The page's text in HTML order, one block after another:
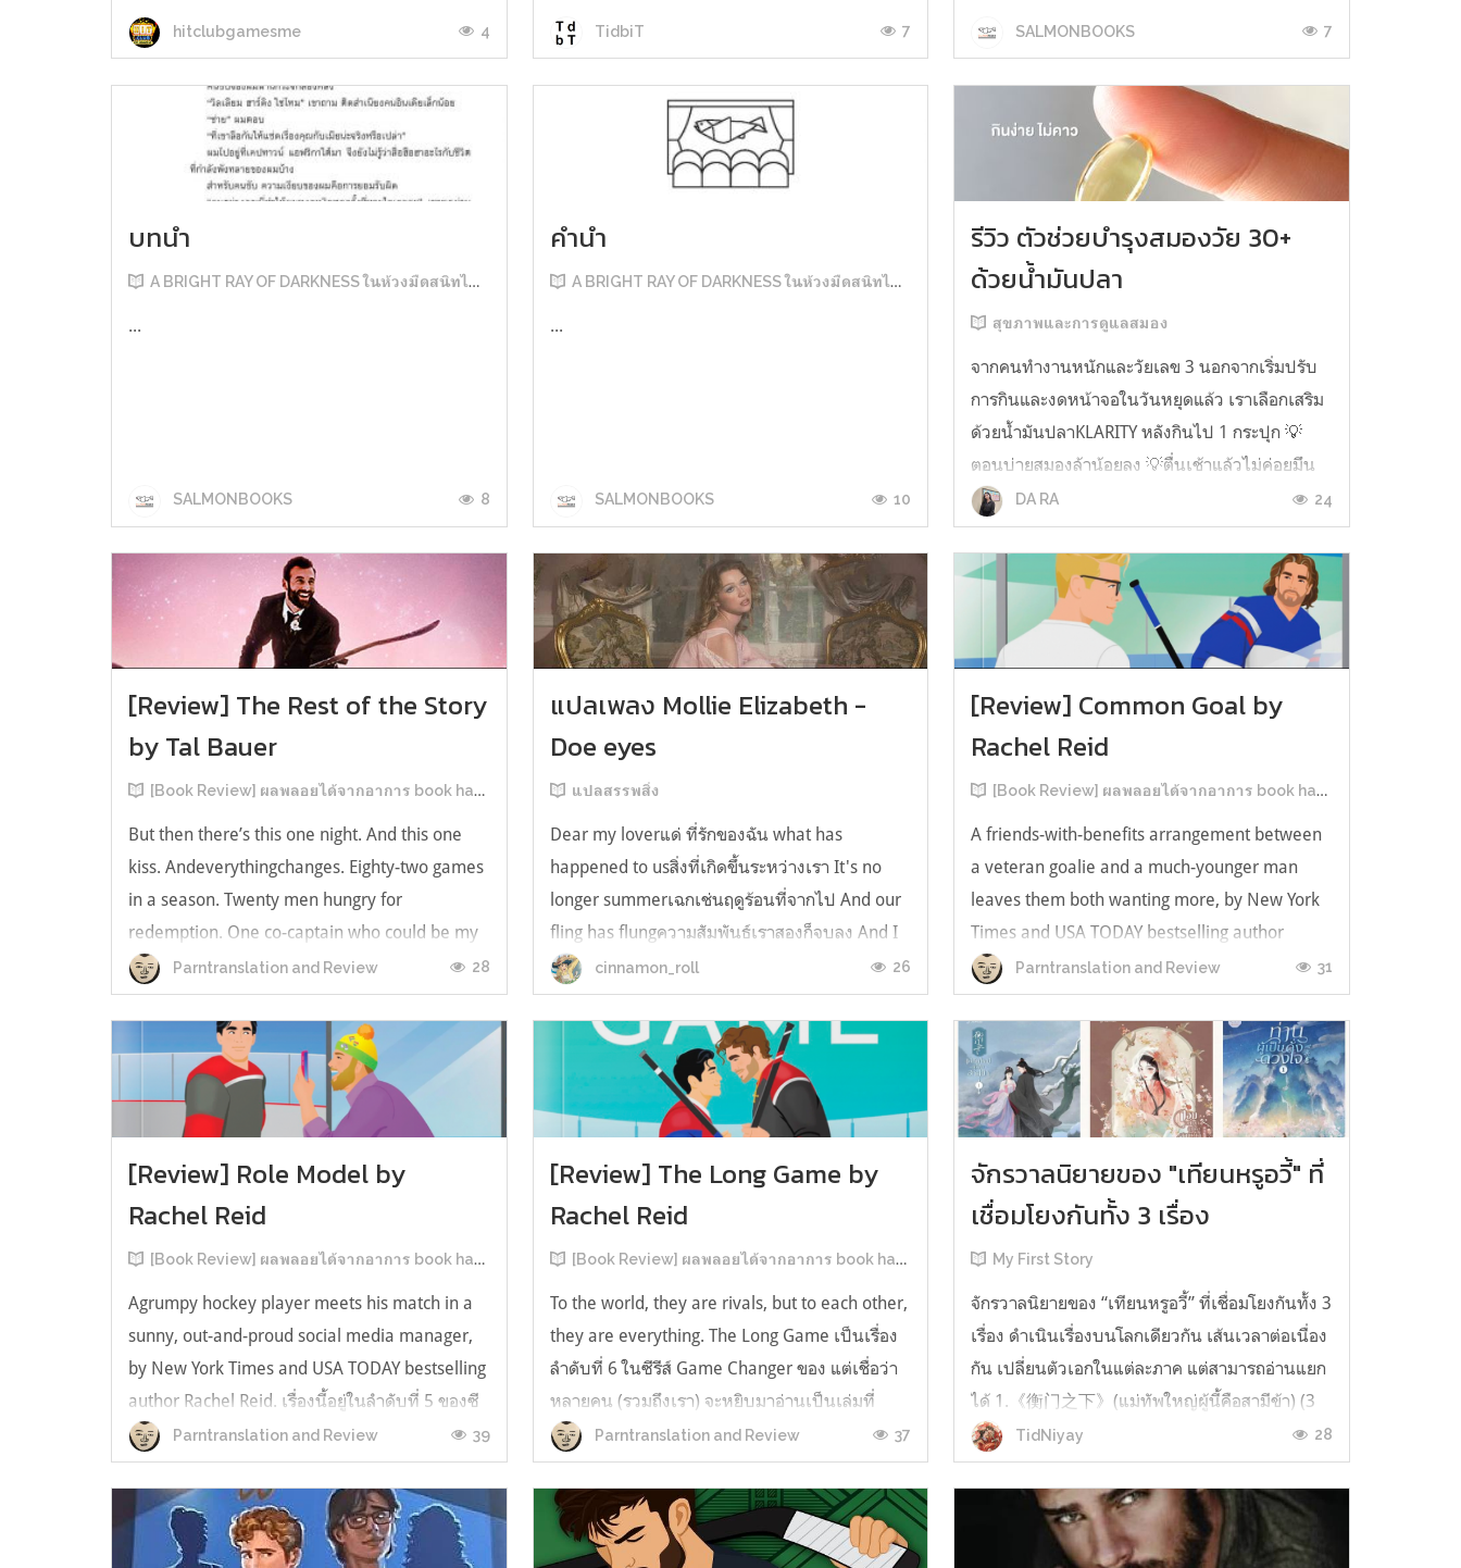
hitclubgamesme 4
O o" ... แบบใช้โควต้ากินโซเดียมทั้งสัปดาห์
ต้องหาผักนึ่ง ...
TidbiT 7 SALMONBOOKS 7
บทนำ
A BRIGHT RAY OF DARKNESS ในห้วงมืดสนิทไม่มิดแสง
...
SALMONBOOKS 8
คำนำ
A BRIGHT RAY OF DARKNESS ในห้วงมืดสนิทไม่มิดแสง
...
SALMONBOOKS 10
รีวิว ตัวช่วยบำรุงสมองวัย 30+
ด้วยน้ำมันปลา
สุขภาพและการดูแลสมอง
จากคนทำงานหนักและวัยเลข 3 นอกจากเริ่มปรับ
การกินและงดหน้าจอในวันหยุดแล้ว เราเลือกเสริม
ด้วยน้ำมันปลาKLARITY หลังกินไป 1 กระปุก 💡
ตอนบ่ายสมองล้าน้อยลง 💡ตื่นเช้าแล้วไม่ค่อยมึน
หัว 💡ไอเดียไม่ตัน ยิ่งทำงานสาย Content แนะนำ
ว่าควรมี ชอบตรงที่ไม่มีกลิ่นคาวเลย กินง่ายสุด
ตั้งแต่เคยกินน้ำมันปลามาเลย ใครที่เคยกิ...
DA RA 24
[Review] The Rest of the Story
by Tal Bauer
[Book Review] ผลพลอยได้จากอาการ book hangover หลังอ่านสารพัน MM Romance
But then there’s this one night. And this one
kiss. Andeverythingchanges. Eighty-two games
in a season. Twenty men hungry for
redemption. One co-captain who could be my
forever. This is the rest of the story. หลังอ่าน
แบบฟีลกู้ดติดๆ กันแล้ว เลยอยากได้ความแสบ
ทรวงในชีวิตบ้าง (หาเรื่อง!) เล่มนี้คู่หูเอ...
Parntranslation and Review 28
แปลเพลง Mollie Elizabeth -
Doe eyes
แปลสรรพสิ่ง
Dear my loverแด่ ที่รักของฉัน what has
happened to usสิ่งที่เกิดขึ้นระหว่างเรา It's no
longer summerเฉกเช่นฤดูร้อนที่จากไป And our
fling has flungความสัมพันธ์เราสองก็จบลง And I
still spin your recordsแต่ฉันยังเล่นเพลงโปรดของ
คุณบนแผ่นเสียงไวนิล And You still feel like
homeในใจฉัน ตัวตนคุณก็ยังอบอ...
cinnamon_roll 26
[Review] Common Goal by
Rachel Reid
[Book Review] ผลพลอยได้จากอาการ book hangover หลังอ่านสารพัน MM Romance
A friends-with-benefits arrangement between
a veteran goalie and a much-younger man
leaves them both wanting more, by New York
Times and USA TODAY bestselling author
Rachel Reid. เป็นเรื่องลำดับที่ 4ในซีรีส์ Game
Changer และเป็นเล่มที่ 4 ที่เราหยิบมาอ่าน ใน
ที่สุดลำดับเรื่องกับลำดับที่หยิบอ่านก็ตรงกั...
Parntranslation and Review 31
[Review] Role Model by
Rachel Reid
[Book Review] ผลพลอยได้จากอาการ book hangover หลังอ่านสารพัน MM Romance
Agrumpy hockey player meets his match in a
sunny, out-and-proud social media manager,
by New York Times and USA TODAY bestselling
author Rachel Reid. เรื่องนี้อยู่ในลำดับที่ 5 ของซี
รีส์ Game Changer แต่เป็นเรื่องที่ 3 ที่เราหยิบมา
อ่าน เพราะเห็นว่าเป็นเรื่องในไทม์ไลน์เดียวกันกับ
TheLong Game ประกอบกั...
Parntranslation and Review 39
[Review] The Long Game by
Rachel Reid
[Book Review] ผลพลอยได้จากอาการ book hangover หลังอ่านสารพัน MM Romance
To the world, they are rivals, but to each other,
they are everything. The Long Game เป็นเรื่อง
ลำดับที่ 6 ในซีรีส์ Game Changer ของ แต่เชื่อว่า
หลายคน (รวมถึงเรา) จะหยิบมาอ่านเป็นเล่มที่
2หลังจากอ่าน Heated Rivalry มา555 เรื่องย่อ:
The Long Game เล่ม Long Game นี่จะเป็น
ประมาณ2 ปีหลังจาก HR จะดำเนินเ...
Parntranslation and Review 37
จักรวาลนิยายของ "เทียนหรูอวี้" ที่
เชื่อมโยงกันทั้ง 3 เรื่อง
My First Story
จักรวาลนิยายของ “เทียนหรูอวี้” ที่เชื่อมโยงกันทั้ง 3
เรื่อง ดำเนินเรื่องบนโลกเดียวกัน เส้นเวลาต่อเนื่อง
กัน เปลี่ยนตัวเอกในแต่ละภาค แต่สามารถอ่านแยก
ได้ 1.《衡门之下》(แม่ทัพใหญ่ผู้นี้คือสามีข้า) (3
เล่มจบ) เป็นเรื่องที่เกิดก่อน เล่าเรื่องของ ฝูถิง กับ
หลี่ชีฉือ ที่ต้องแต่งงานกันก่อนจะใช้ชีวิตห่างไกล
TidNiyay 28